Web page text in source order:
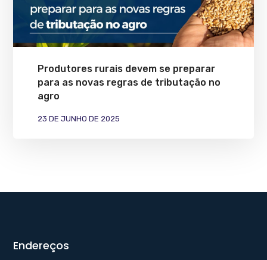
Produtores rurais devem se preparar
para as novas regras de tributação no
agro
23 DE JUNHO DE 2025
Endereços